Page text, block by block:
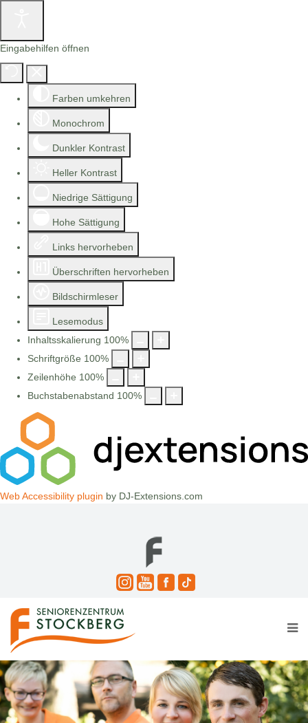
Eingabehilfen öffnen
Farben umkehren
Monochrom
Dunkler Kontrast
Heller Kontrast
Niedrige Sättigung
Hohe Sättigung
Links hervorheben
Überschriften hervorheben
Bildschirmleser
Lesemodus
Inhaltsskalierung 100%
Schriftgröße 100%
Zeilenhöhe 100%
Buchstabenabstand 100%
Web Accessibility plugin by DJ-Extensions.com